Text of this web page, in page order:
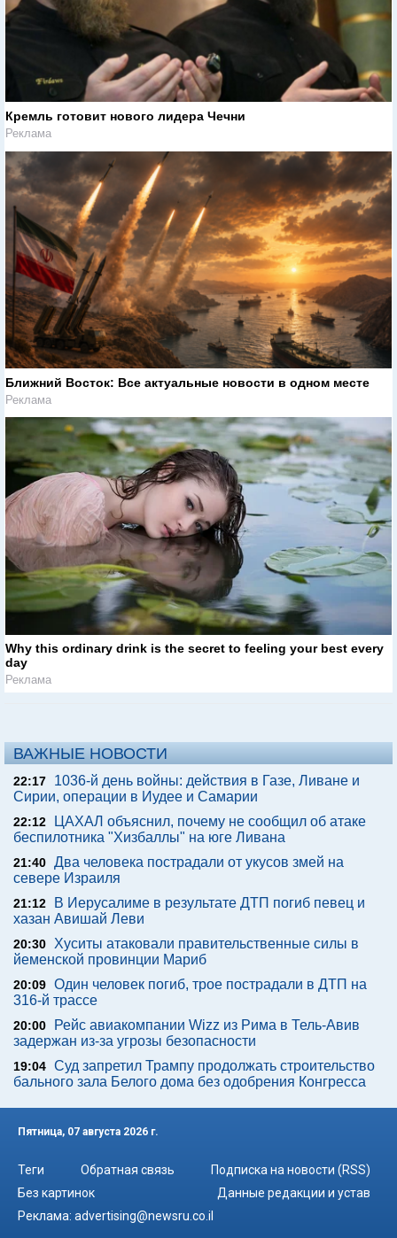
Кремль готовит нового лидера Чечни
Реклама
Ближний Восток: Все актуальные новости в одном месте
Реклама
Why this ordinary drink is the secret to feeling your best every
day
Реклама
ВАЖНЫЕ НОВОСТИ
22:17
1036-й день войны: действия в Газе, Ливане и
Сирии, операции в Иудее и Самарии
22:12
ЦАХАЛ объяснил, почему не сообщил об атаке
беспилотника "Хизбаллы" на юге Ливана
21:40 Два человека пострадали от укусов змей на
севере Израиля
21:12
В Иерусалиме в результате ДТП погиб певец и
хазан Авишай Леви
20:30 Хуситы атаковали правительственные силы в
йеменской провинции Мариб
20:09 Один человек погиб, трое пострадали в ДТП на
316-й трассе
20:00
Рейс авиакомпании Wizz из Рима в Тель-Авив
задержан из-за угрозы безопасности
19:04 Суд запретил Трампу продолжать строительство
бального зала Белого дома без одобрения Конгресса
Пятница, 07 августа 2026 г.
Теги Обратная связь
Подписка на новости (RSS)
Без картинок
Данные редакции и устав
Реклама: advertising@newsru.co.il